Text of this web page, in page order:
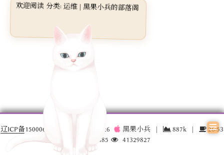
辽ICP备15000696号-3 2026 黑果小兵 | 887k |
26:53
17030485
41329827
欢迎阅读 分类: 运维 | 黑果小兵的部落阁